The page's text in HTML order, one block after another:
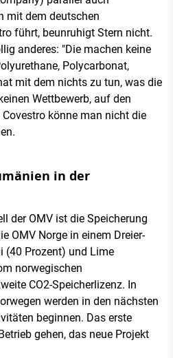
mit dem deutschen
führt, beunruhigt Stern nicht.
anderes: "Die machen keine
Polycarbonat,
mit dem nichts zu tun, was die
Wettbewerb, auf den
könne man nicht die
in der
der OMV ist die Speicherung
OMV Norge in einem Dreier-
(40 Prozent) und Lime
norwegischen
CO2-Speicherlizenz. In
werden in den nächsten
beginnen. Das erste
gehen, das neue Projekt